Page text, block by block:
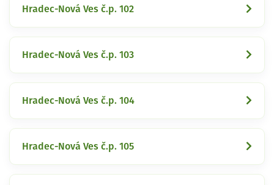
Hradec-Nová Ves č.p. 102
Hradec-Nová Ves č.p. 103
Hradec-Nová Ves č.p. 104
Hradec-Nová Ves č.p. 105